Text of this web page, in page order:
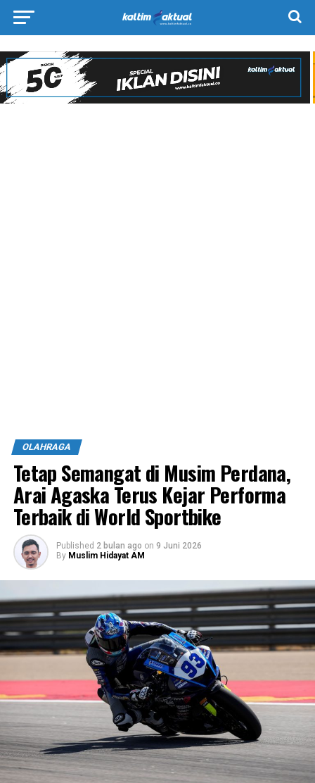
OLAHRAGA
Tetap Semangat di Musim Perdana,
Arai Agaska Terus Kejar Performa
Terbaik di World Sportbike
Published 2 bulan ago on 9 Juni 2026
By Muslim Hidayat AM